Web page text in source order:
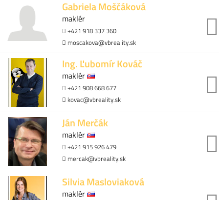
Gabriela Moščáková
maklér
+421 918 337 360
moscakova@vbreality.sk
Ing. Ľubomír Kováč
maklér
+421 908 668 677
kovac@vbreality.sk
Ján Merčák
maklér
+421 915 926 479
mercak@vbreality.sk
Silvia Masloviaková
maklér